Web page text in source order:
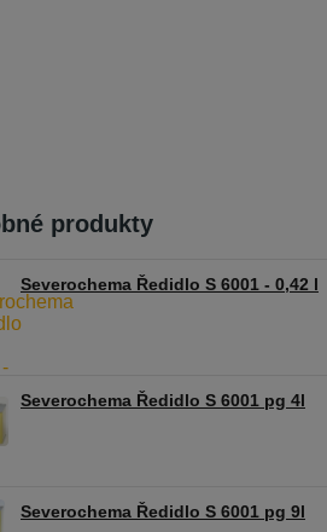
produkty
Severochema Ředidlo S 6001 - 0,42 l
Severochema Ředidlo S 6001 pg 4l
Severochema Ředidlo S 6001 pg 9l